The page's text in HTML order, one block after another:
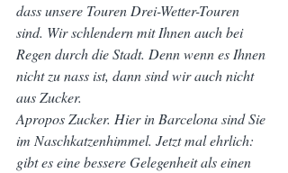
dass unsere Touren Drei-Wetter-Touren
sind. Wir schlendern mit Ihnen auch bei
Regen durch die Stadt. Denn wenn es Ihnen
nicht zu nass ist, dann sind wir auch nicht
aus Zucker.
Apropos Zucker. Hier in Barcelona sind Sie
im Naschkatzenhimmel. Jetzt mal ehrlich:
gibt es eine bessere Gelegenheit als einen